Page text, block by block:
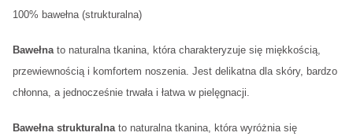
100% bawełna (strukturalna)
Bawełna to naturalna tkanina, która charakteryzuje się miękkością,
przewiewnością i komfortem noszenia. Jest delikatna dla skóry, bardzo
chłonna, a jednocześnie trwała i łatwa w pielęgnacji.
Bawełna strukturalna to naturalna tkanina, która wyróżnia się